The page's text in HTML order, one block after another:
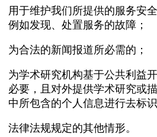
用于维护我们所提供的服务安
例如发现、处置服务的故障；
为合法的新闻报道所必需的；
为学术研究机构基于公共利益
必要，且对外提供学术研究或
中所包含的个人信息进行去标
法律法规规定的其他情形。